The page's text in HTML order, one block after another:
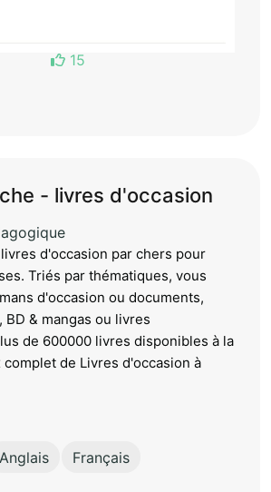
15
- livres d'occasion
d'occasion par chers pour
Triés par thématiques, vous
d'occasion ou documents,
& mangas ou livres
de 600000 livres disponibles à la
de Livres d'occasion à
Anglais Français